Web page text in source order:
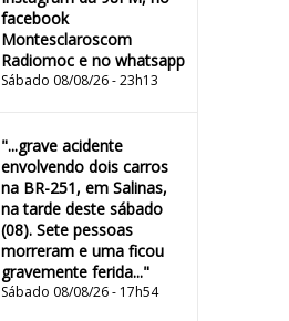
facebook
Montesclaroscom
Radiomoc e no whatsapp
Sábado 08/08/26 - 23h13
"...grave acidente
envolvendo dois carros
na BR-251, em Salinas,
na tarde deste sábado
(08). Sete pessoas
morreram e uma ficou
gravemente ferida..."
Sábado 08/08/26 - 17h54